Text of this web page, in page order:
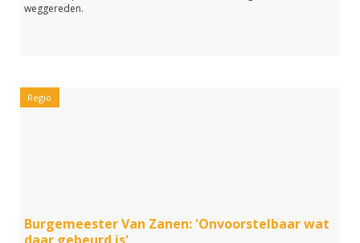
weggereden.
Regio
Burgemeester Van Zanen: 'Onvoorstelbaar wat